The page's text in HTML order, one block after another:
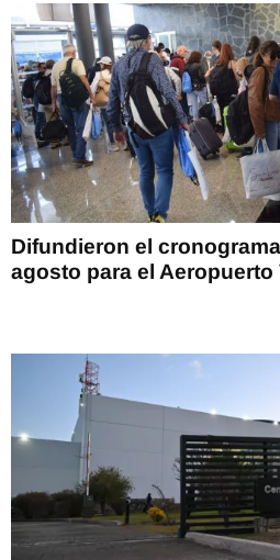
Difundieron el
agosto para el Aeropuerto